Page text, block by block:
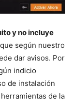
y no incluye
según nuestro
dar avisos. Por
indicio
de instalación
de la